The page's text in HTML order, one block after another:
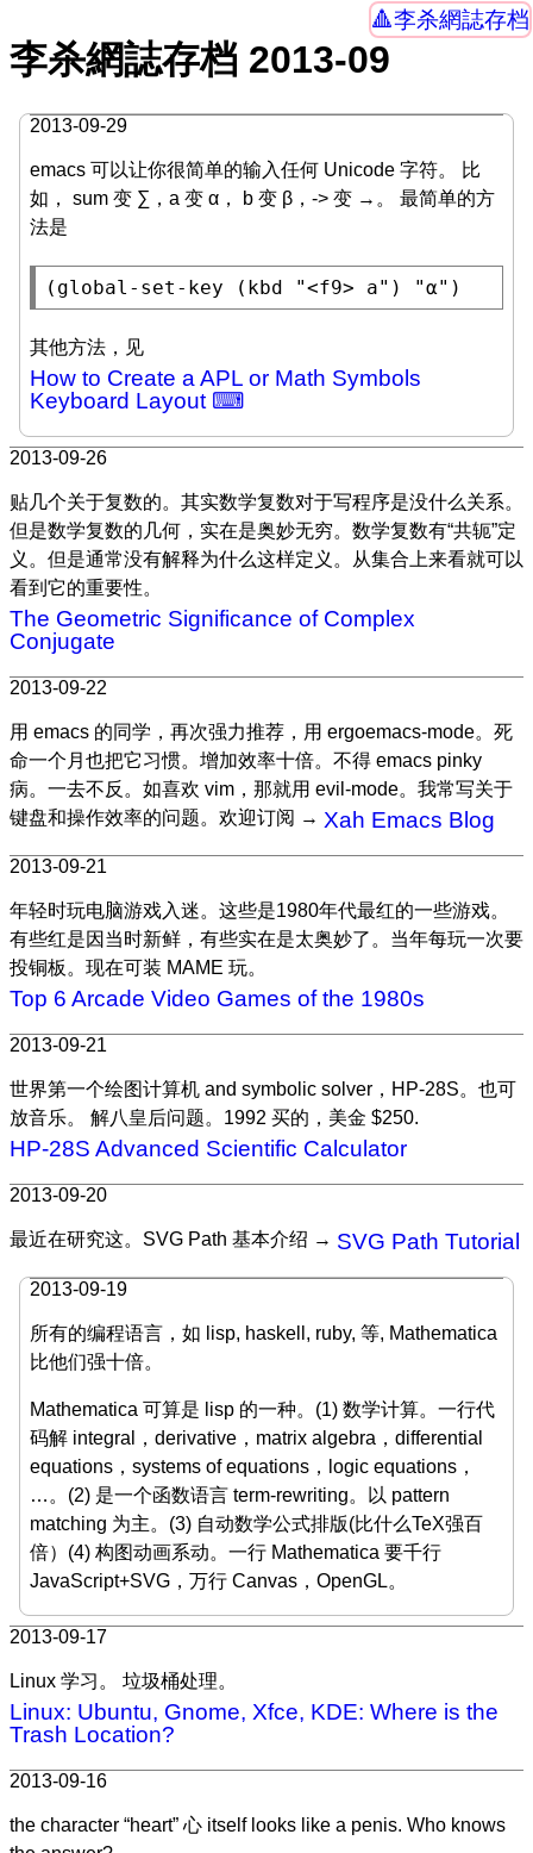
李杀網誌存档
李杀網誌存档 2013-09
2013-09-29
emacs 可以让你很简单的输入任何 Unicode 字符。 比
如， sum 变 ∑，a 变 α， b 变 β，-> 变 →。 最简单的方
法是
( global-set-key ( kbd "<f9> a" ) "α" )
其他方法，见
How to Create a APL or Math Symbols
Keyboard Layout ⌨
2013-09-26
贴几个关于复数的。其实数学复数对于写程序是没什么关系。
但是数学复数的几何，实在是奥妙无穷。数学复数有“共轭”定
义。但是通常没有解释为什么这样定义。从集合上来看就可以
看到它的重要性。
The Geometric Significance of Complex
Conjugate
2013-09-22
用 emacs 的同学，再次强力推荐，用 ergoemacs-mode。死
命一个月也把它习惯。增加效率十倍。不得 emacs pinky
病。一去不反。如喜欢 vim，那就用 evil-mode。我常写关于
键盘和操作效率的问题。欢迎订阅 → Xah Emacs Blog
2013-09-21
年轻时玩电脑游戏入迷。这些是1980年代最红的一些游戏。
有些红是因当时新鲜，有些实在是太奥妙了。当年每玩一次要
投铜板。现在可装 MAME 玩。
Top 6 Arcade Video Games of the 1980s
2013-09-21
世界第一个绘图计算机 and symbolic solver，HP-28S。也可
放音乐。 解八皇后问题。1992 买的，美金 $250.
HP-28S Advanced Scientific Calculator
2013-09-20
最近在研究这。SVG Path 基本介绍 → SVG Path Tutorial
2013-09-19
所有的编程语言，如 lisp, haskell, ruby, 等, Mathematica
比他们强十倍。
Mathematica 可算是 lisp 的一种。(1) 数学计算。一行代
码解 integral，derivative，matrix algebra，differential
equations，systems of equations，logic equations，
…。(2) 是一个函数语言 term-rewriting。以 pattern
matching 为主。(3) 自动数学公式排版(比什么TeX强百
倍）(4) 构图动画系动。一行 Mathematica 要千行
JavaScript+SVG，万行 Canvas，OpenGL。
2013-09-17
Linux 学习。 垃圾桶处理。
Linux: Ubuntu, Gnome, Xfce, KDE: Where is the
Trash Location?
2013-09-16
the character “heart” 心 itself looks like a penis. Who knows